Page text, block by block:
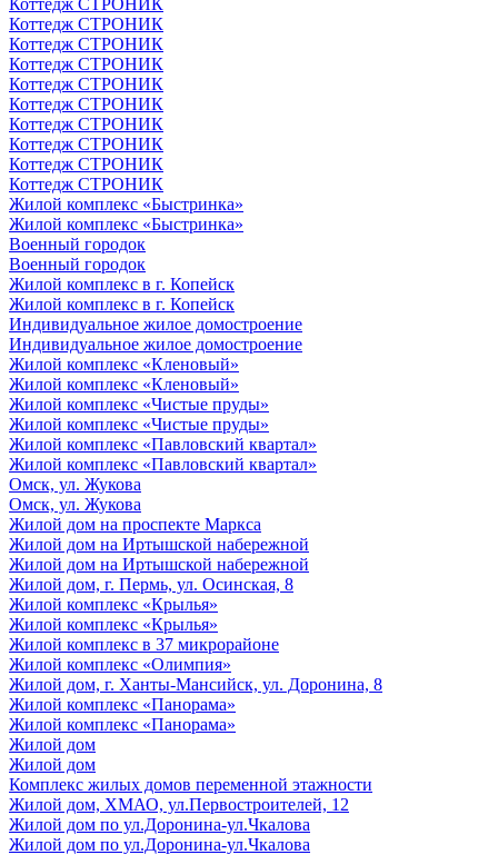
Коттедж СТРОНИК
Коттедж СТРОНИК
Коттедж СТРОНИК
Коттедж СТРОНИК
Коттедж СТРОНИК
Коттедж СТРОНИК
Коттедж СТРОНИК
Коттедж СТРОНИК
Коттедж СТРОНИК
Жилой комплекс «Быстринка»
Жилой комплекс «Быстринка»
Военный городок
Военный городок
Жилой комплекс в г. Копейск
Жилой комплекс в г. Копейск
Индивидуальное жилое домостроение
Индивидуальное жилое домостроение
Жилой комплекс «Кленовый»
Жилой комплекс «Кленовый»
Жилой комплекс «Чистые пруды»
Жилой комплекс «Чистые пруды»
Жилой комплекс «Павловский квартал»
Жилой комплекс «Павловский квартал»
Омск, ул. Жукова
Омск, ул. Жукова
Жилой дом на проспекте Маркса
Жилой дом на Иртышской набережной
Жилой дом на Иртышской набережной
Жилой дом, г. Пермь, ул. Осинская, 8
Жилой комплекс «Крылья»
Жилой комплекс «Крылья»
Жилой комплекс в 37 микрорайоне
Жилой комплекс «Олимпия»
Жилой дом, г. Ханты-Мансийск, ул. Доронина, 8
Жилой комплекс «Панорама»
Жилой комплекс «Панорама»
Жилой дом
Жилой дом
Комплекс жилых домов переменной этажности
Жилой дом, ХМАО, ул.Первостроителей, 12
Жилой дом по ул.Доронина-ул.Чкалова
Жилой дом по ул.Доронина-ул.Чкалова